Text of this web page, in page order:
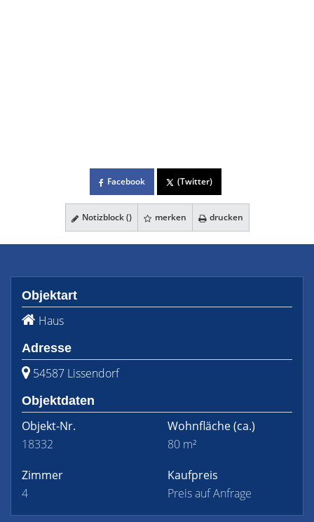
Facebook (Twitter)
Notizblock () merken drucken
Objektart
Haus
Adresse
54587 Lissendorf
Objektdaten
Objekt-Nr.
18332
Wohnfläche(ca.)
80 m²
Zimmer
4
Kaufpreis
Preis auf Anfrage